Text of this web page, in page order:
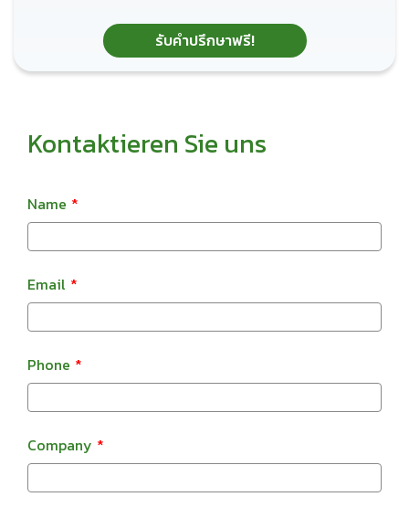
รับคำปรึกษาฟรี!
Kontaktieren Sie uns
Name
Email
Phone
Company